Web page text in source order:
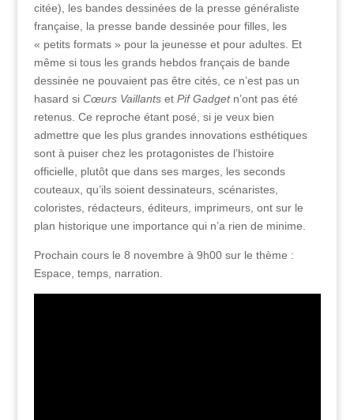
citée), les bandes dessinées de la presse généraliste
française, la presse bande dessinée pour filles, les
« petits formats » pour la jeunesse et pour adultes. Et
même si tous les grands hebdos français de bande
dessinée ne pouvaient pas être cités, ce n’est pas un
hasard si Cœurs Vaillantset Pif Gadget n’ont pas été
retenus. Ce reproche étant posé, si je veux bien
admettre que les plus grandes innovations esthétiques
sont à puiser chez les protagonistes de l’histoire
officielle, plutôt que dans ses marges, les seconds
couteaux, qu’ils soient dessinateurs, scénaristes,
coloristes, rédacteurs, éditeurs, imprimeurs, ont sur le
plan historique une importance qui n’a rien de minime.
Prochain cours le 8 novembre à 9h00 sur le thème :
Espace, temps, narration.